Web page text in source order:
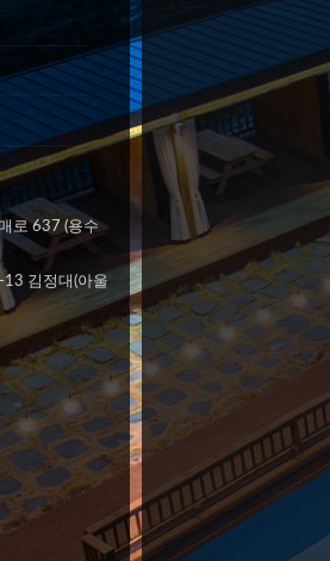
로 637 (용수
김정대(아울